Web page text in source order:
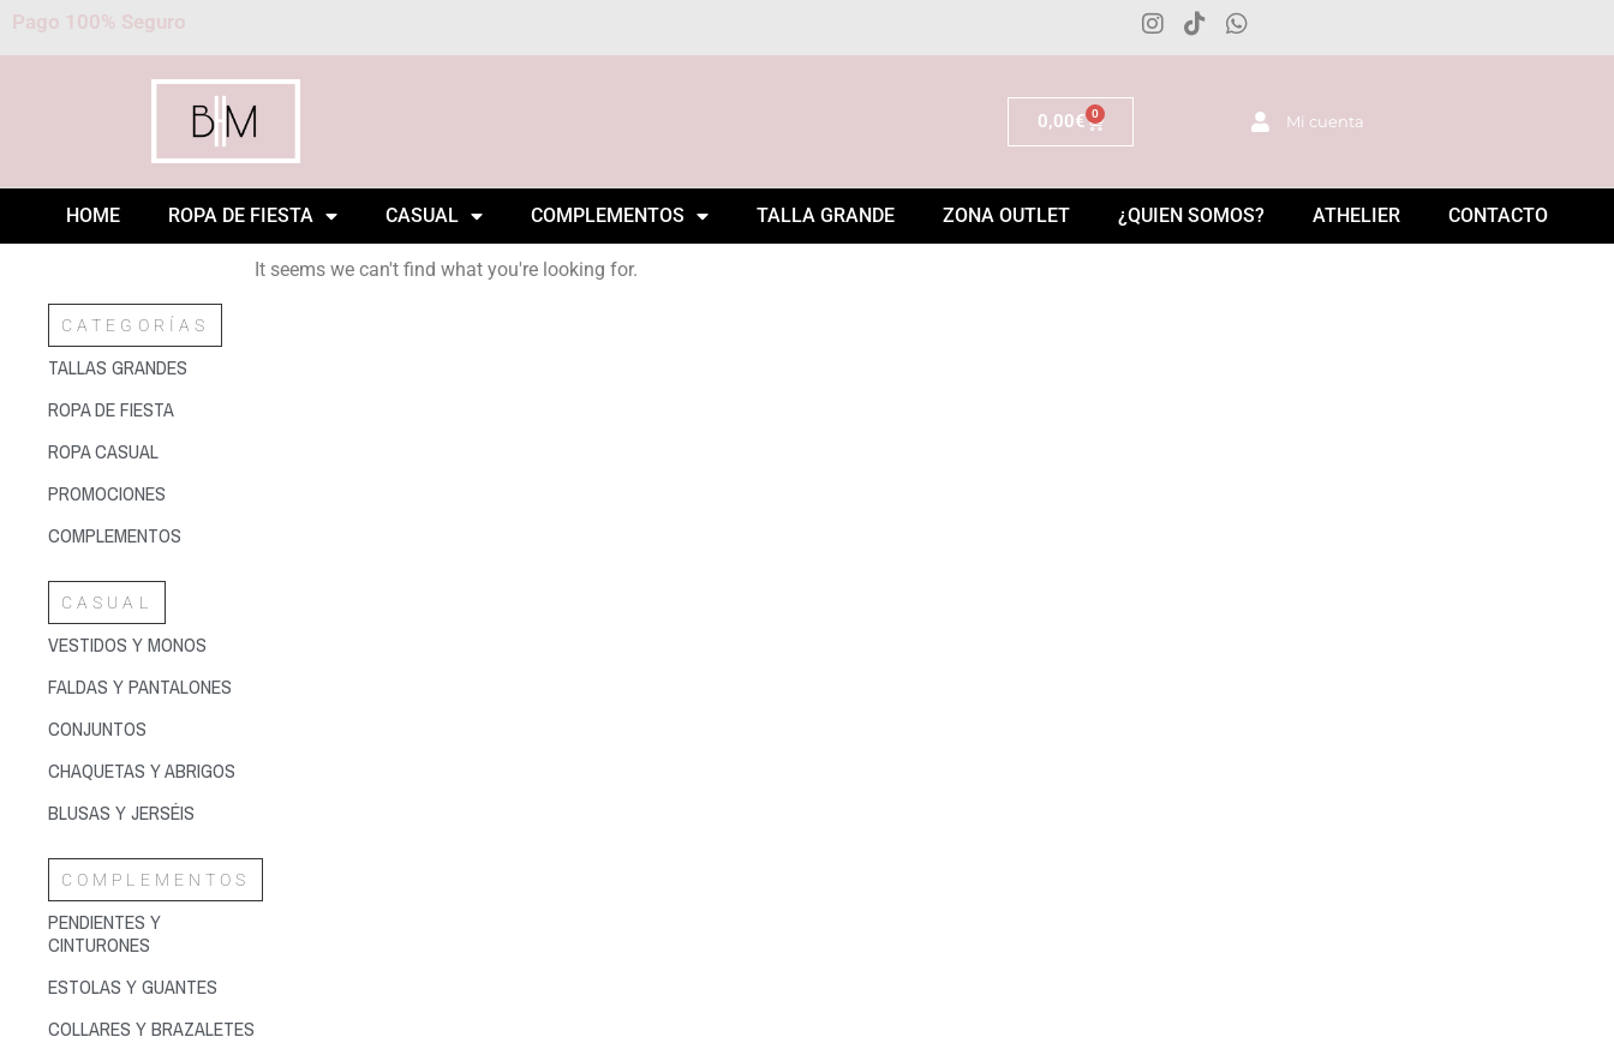
Pago 100% Seguro
0,00€ 0 Mi cuenta
HOME ROPA DE FIESTA CASUAL COMPLEMENTOS TALLA GRANDE ZONA OUTLET ¿QUIEN SOMOS? ATHELIER CONTACTO
CATEGORÍAS
TALLAS GRANDES
ROPA DE FIESTA
ROPA CASUAL
PROMOCIONES
COMPLEMENTOS
CASUAL
VESTIDOS Y MONOS
FALDAS Y PANTALONES
CONJUNTOS
CHAQUETAS Y ABRIGOS
BLUSAS Y JERSÉIS
COMPLEMENTOS
PENDIENTES Y
CINTURONES
ESTOLAS Y GUANTES
COLLARES Y BRAZALETES
It seems we can't find what you're looking for.